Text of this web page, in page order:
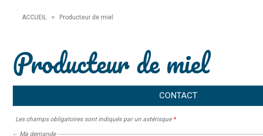
ACCUEIL > Producteur de miel
Producteur de miel
CONTACT
Les champs obligatoires sont indiqués par un astérisque *
Ma demande